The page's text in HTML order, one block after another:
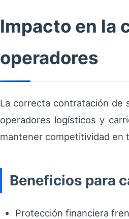
Impacto en la
operadores
La correcta contratación de
operadores logísticos y
mantener competitividad en
Beneficios para
Protección financiera